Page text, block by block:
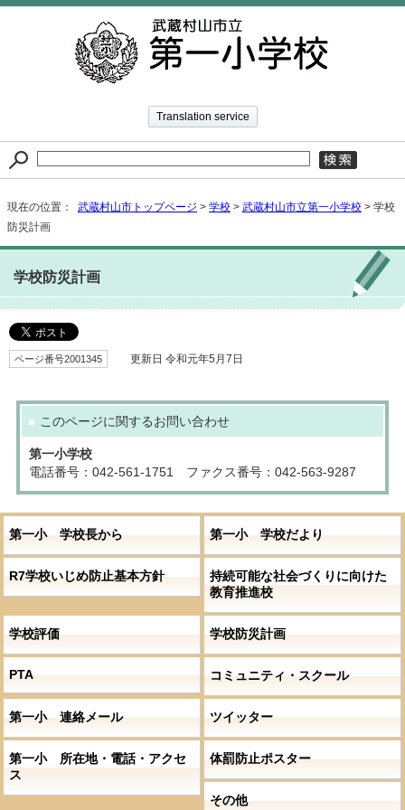
Translation service
現在の位置： 武蔵村山市トップページ > 学校 > 武蔵村山市立第一小学校 > 学校
防災計画
学校防災計画
ページ番号2001345 更新日 令和元年5月7日
このページに関する お問い合わせ
第一小学校
電話番号：042-561-1751 ファクス番号：042-563-9287
第一小 学校長から 第一小 学校だより
R7学校いじめ防止基本方針
持続可能な社会づくりに向けた
教育推進校
学校評価 学校防災計画
PTA コミュニティ・スクール
第一小 連絡メール ツイッター
第一小 所在地・電話・アクセ
ス
体罰防止ポスター
その他